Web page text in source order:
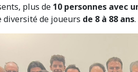
plus de 10 personnes avec
diversité de joueurs de 8 à 88 ans.